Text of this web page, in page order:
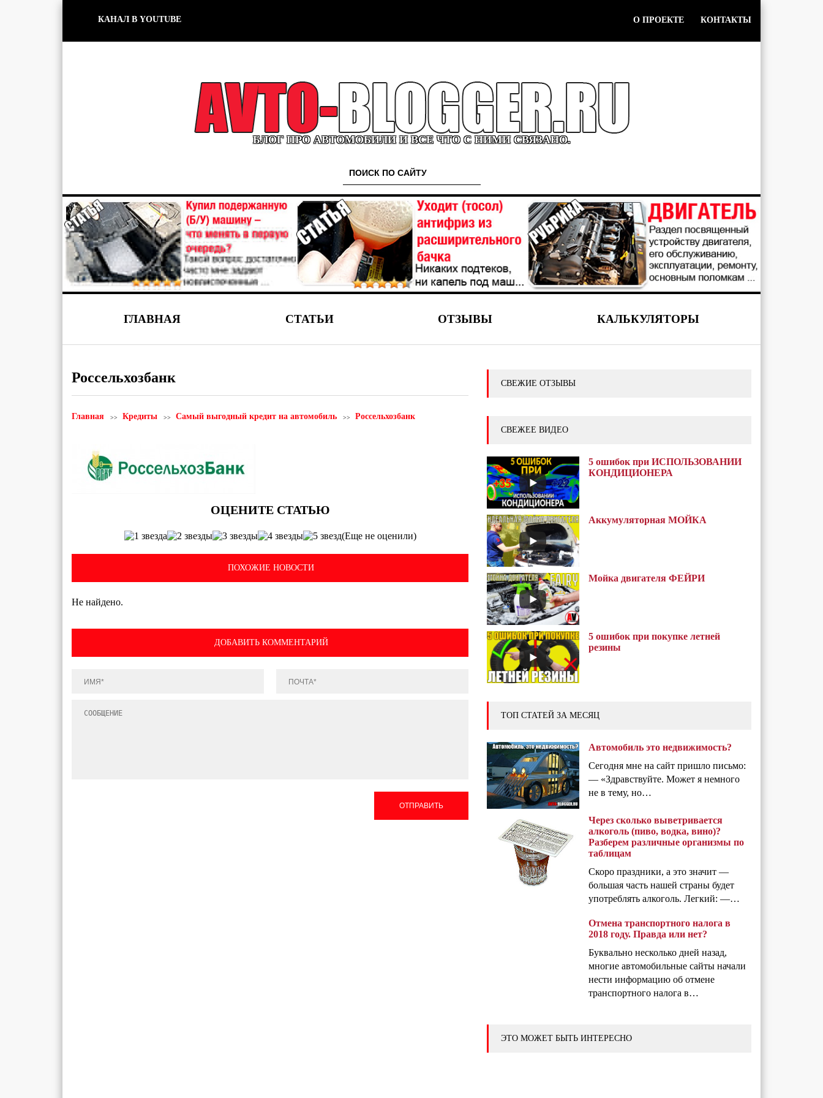
КАНАЛ В YOUTUBE О ПРОЕКТЕ КОНТАКТЫ
БЛОГ ПРО АВТОМОБИЛИ И ВСЕ ЧТО С НИМИ СВЯЗАНО.
ГЛАВНАЯ СТАТЬИ ОТЗЫВЫ КАЛЬКУЛЯТОРЫ
Россельхозбанк
Главная Кредиты Самый выгодный кредит на автомобиль Россельхозбанк
(Еще не оценили)
ПОХОЖИЕ НОВОСТИ
Не найдено.
ДОБАВИТЬ КОММЕНТАРИЙ
ОТПРАВИТЬ
СВЕЖИЕ ОТЗЫВЫ
СВЕЖЕЕ ВИДЕО
5 ошибок при ИСПОЛЬЗОВАНИИ
КОНДИЦИОНЕРА
Аккумуляторная МОЙКА
Мойка двигателя ФЕЙРИ
5 ошибок при покупке летней
резины
ТОП СТАТЕЙ ЗА МЕСЯЦ
Автомобиль это недвижимость?
Сегодня мне на сайт пришло письмо:
— «Здравствуйте. Может я немного
не в тему, но…
Через сколько выветривается
алкоголь (пиво, водка, вино)?
Разберем различные организмы по
таблицам
Скоро праздники, а это значит —
большая часть нашей страны будет
употреблять алкоголь. Легкий: —…
Отмена транспортного налога в
2018 году. Правда или нет?
Буквально несколько дней назад,
многие автомобильные сайты начали
нести информацию об отмене
транспортного налога в…
ЭТО МОЖЕТ БЫТЬ ИНТЕРЕСНО